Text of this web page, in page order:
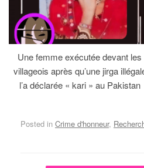
Une femme exécutée devant les
villageois après qu’une jirga
l’a déclarée « kari » au Pakistan
Posted in Crime d'honneur,